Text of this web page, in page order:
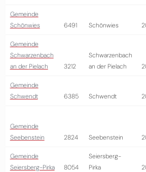
Gemeinde
Schönwies
6491 Schönwies
Gemeinde
Schwarzenbach
an der Pielach
3212
Schwarzenbach
an der Pielach
Gemeinde
Schwendt
6385 Schwendt
Gemeinde
Seebenstein
2824 Seebenstein
Gemeinde
Seiersberg-Pirka
8054
Seiersberg-
Pirka